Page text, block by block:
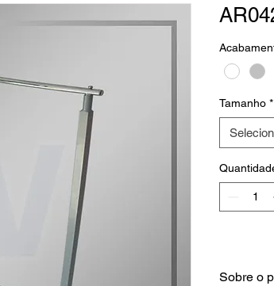
Tamanho *
Sobre o